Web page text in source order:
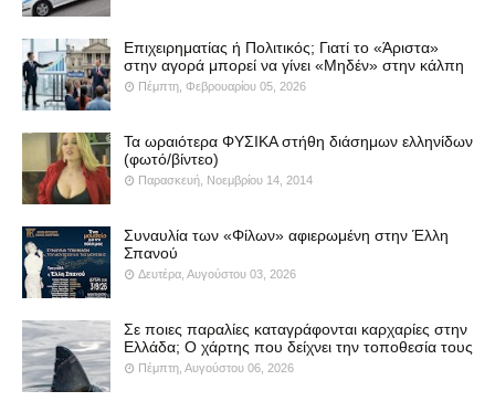
Επιχειρηματίας ή Πολιτικός; Γιατί το «Άριστα»
στην αγορά μπορεί να γίνει «Μηδέν» στην κάλπη
Πέμπτη, Φεβρουαρίου 05, 2026
Τα ωραιότερα ΦΥΣΙΚΑ στήθη διάσημων ελληνίδων
(φωτό/βίντεο)
Παρασκευή, Νοεμβρίου 14, 2014
Συναυλία των «Φίλων» αφιερωμένη στην Έλλη
Σπανού
Δευτέρα, Αυγούστου 03, 2026
Σε ποιες παραλίες καταγράφονται καρχαρίες στην
Ελλάδα; Ο χάρτης που δείχνει την τοποθεσία τους
Πέμπτη, Αυγούστου 06, 2026